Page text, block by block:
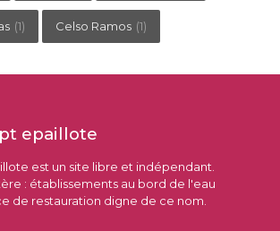
(1) Celso Ramos (1)
epaillote
est un site libre et indépendant.
: établissements au bord de l'eau
de restauration digne de ce nom.